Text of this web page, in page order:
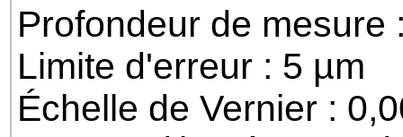
Profondeur de mesure
Limite d'erreur : 5 µm
Échelle de Vernier :